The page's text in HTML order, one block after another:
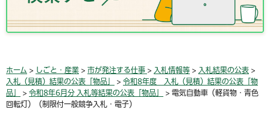
ホーム > しごと・産業 > 市が発注する仕事 > 入札情報等 > 入札結果の公表 >
入札（見積）結果の公表「物品」
> 令和8年度 入札（見積）結果の公表「物
品」
> 令和8年6月分 入札等結果の公表「物品」
> 電気自動車（軽貨物・青色
回転灯）（制限付一般競争入札・電子）